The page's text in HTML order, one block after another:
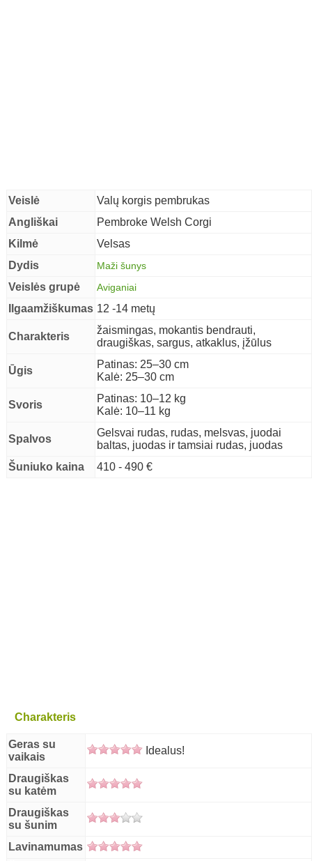
Veislė
Valų korgis pembrukas
Angliškai
Pembroke Welsh Corgi
Kilmė
Velsas
Dydis
Maži šunys
Veislės grupė Aviganiai
Ilgaamžiškumas 12 -14 metų
Charakteris
žaismingas, mokantis bendrauti,
draugiškas, sargus, atkaklus, įžūlus
Ūgis
Patinas: 25–30 cm
Kalė: 25–30 cm
Svoris
Patinas: 10–12 kg
Kalė: 10–11 kg
Spalvos
Gelsvai rudas, rudas, melsvas, juodai
baltas, juodas ir tamsiai rudas, juodas
Šuniuko kaina
410 - 490 €
Charakteris
Geras su
vaikais
Idealus!
Draugiškas
su katėm
Draugiškas
su šunim
Lavinamumas